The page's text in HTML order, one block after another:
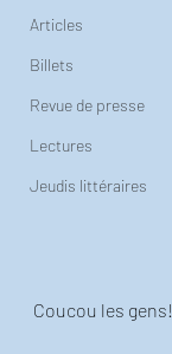
Articles
Billets
Revue de presse
Lectures
Jeudis littéraires
Coucou les gens!